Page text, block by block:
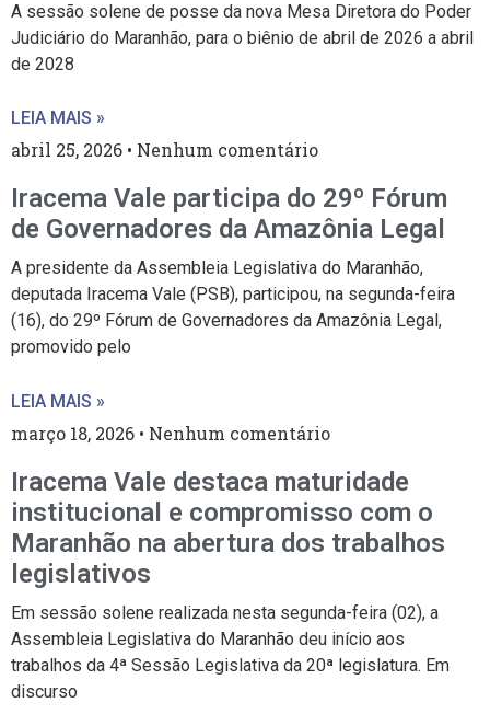
A sessão solene de posse da nova Mesa Diretora do Poder
Judiciário do Maranhão, para o biênio de abril de 2026 a abril
de 2028
LEIA MAIS »
abril 25, 2026 Nenhum comentário
Iracema Vale participa do 29º Fórum
de Governadores da Amazônia Legal
A presidente da Assembleia Legislativa do Maranhão,
deputada Iracema Vale (PSB), participou, na segunda-feira
(16), do 29º Fórum de Governadores da Amazônia Legal,
promovido pelo
LEIA MAIS »
março 18, 2026 Nenhum comentário
Iracema Vale destaca maturidade
institucional e compromisso com o
Maranhão na abertura dos trabalhos
legislativos
Em sessão solene realizada nesta segunda-feira (02), a
Assembleia Legislativa do Maranhão deu início aos
trabalhos da 4ª Sessão Legislativa da 20ª legislatura. Em
discurso